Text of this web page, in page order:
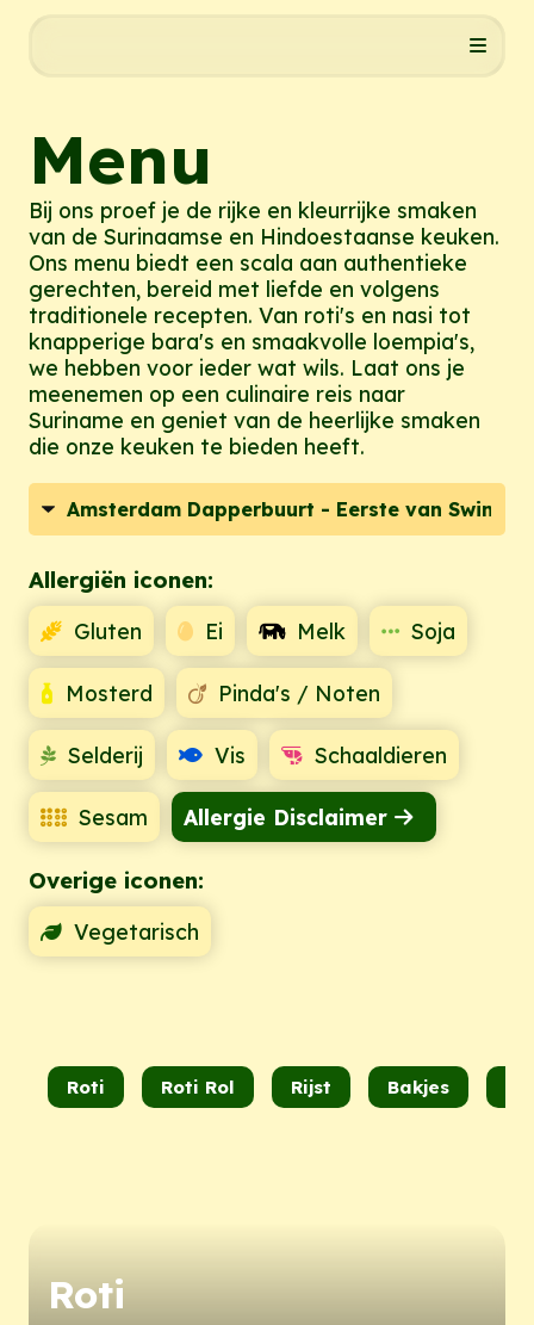
Menu
Bij ons proef je de rijke en kleurrijke smaken
van de Surinaamse en Hindoestaanse keuken.
Ons menu biedt een scala aan authentieke
gerechten, bereid met liefde en volgens
traditionele recepten. Van roti's en nasi tot
knapperige bara's en smaakvolle loempia's,
we hebben voor ieder wat wils. Laat ons je
meenemen op een culinaire reis naar
Suriname en geniet van de heerlijke smaken
die onze keuken te bieden heeft.
Allergiën iconen:
Gluten Ei Melk Soja
Mosterd Pinda's / Noten
Selderij Vis Schaaldieren
Sesam Allergie Disclaimer
Overige iconen:
Vegetarisch
Roti Roti Rol Rijst Bakjes
Roti